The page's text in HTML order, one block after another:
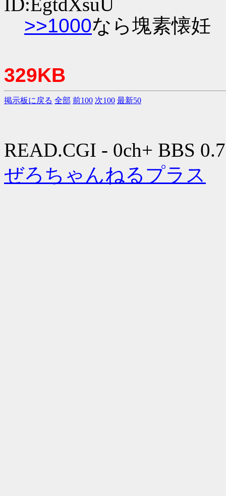
ID:EgtdXsuU
>>1000なら塊素懐妊
329KB
掲示板に戻る 全部 前100 次100 最新50
READ.CGI - 0ch+ BBS
ぜろちゃんねるプラス